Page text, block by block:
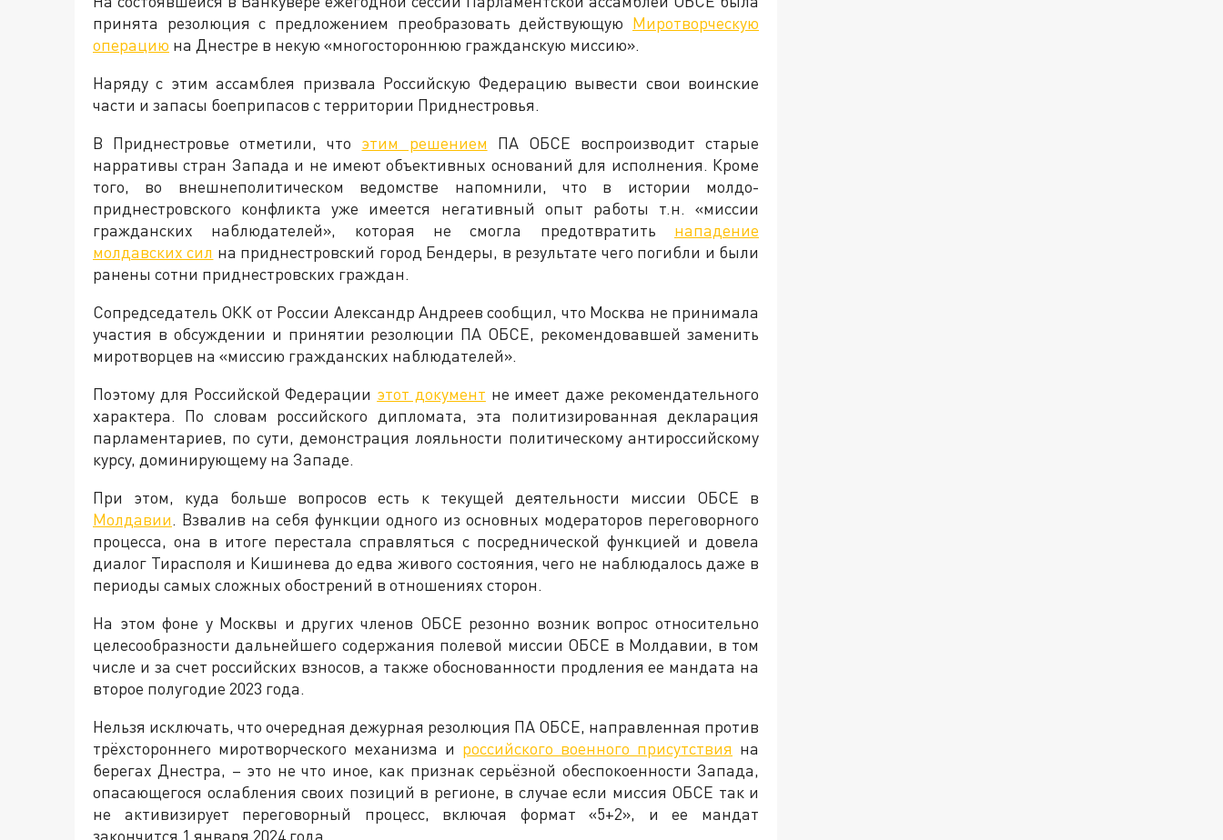
принята резолюция с предложением преобразовать действующую Миротворческую
операцию на Днестре в некую «многостороннюю гражданскую миссию».
Наряду с этим ассамблея призвала Российскую Федерацию вывести свои воинские
части и запасы боеприпасов с территории Приднестровья.
В Приднестровье отметили, что этим решением ПА ОБСЕ воспроизводит старые
нарративы стран Запада и не имеют объективных оснований для исполнения. Кроме
того, во внешнеполитическом ведомстве напомнили, что в истории молдо-
приднестровского конфликта уже имеется негативный опыт работы т.н. «миссии
гражданских наблюдателей», которая не смогла предотвратить нападение
молдавских сил на приднестровский город Бендеры, в результате чего погибли и были
ранены сотни приднестровских граждан.
Сопредседатель ОКК от России Александр Андреев сообщил, что Москва не принимала
участия в обсуждении и принятии резолюции ПА ОБСЕ, рекомендовавшей заменить
миротворцев на «миссию гражданских наблюдателей».
Поэтому для Российской Федерации этот документ не имеет даже рекомендательного
характера. По словам российского дипломата, эта политизированная декларация
парламентариев, по сути, демонстрация лояльности политическому антироссийскому
курсу, доминирующему на Западе.
При этом, куда больше вопросов есть к текущей деятельности миссии ОБСЕ в
Молдавии. Взвалив на себя функции одного из основных модераторов переговорного
процесса, она в итоге перестала справляться с посреднической функцией и довела
диалог Тирасполя и Кишинева до едва живого состояния, чего не наблюдалось даже в
периоды самых сложных обострений в отношениях сторон.
На этом фоне у Москвы и других членов ОБСЕ резонно возник вопрос относительно
целесообразности дальнейшего содержания полевой миссии ОБСЕ в Молдавии, в том
числе и за счет российских взносов, а также обоснованности продления ее мандата на
второе полугодие 2023 года.
Нельзя исключать, что очередная дежурная резолюция ПА ОБСЕ, направленная против
трёхстороннего миротворческого механизма и российского военного присутствия на
берегах Днестра, – это не что иное, как признак серьёзной обеспокоенности Запада,
опасающегося ослабления своих позиций в регионе, в случае если миссия ОБСЕ так и
не активизирует переговорный процесс, включая формат «5+2», и ее мандат
закончится 1 января 2024 года.